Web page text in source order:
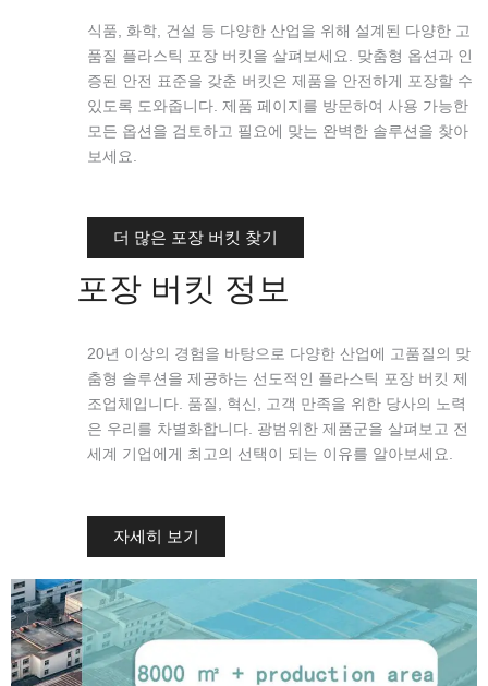
식품, 화학, 건설 등 다양한 산업을 위해 설계된 다양한 고
품질 플라스틱 포장 버킷을 살펴보세요. 맞춤형 옵션과 인
증된 안전 표준을 갖춘 버킷은 제품을 안전하게 포장할 수
있도록 도와줍니다. 제품 페이지를 방문하여 사용 가능한
모든 옵션을 검토하고 필요에 맞는 완벽한 솔루션을 찾아
보세요.
더 많은 포장 버킷 찾기
포장 버킷 정보
20년 이상의 경험을 바탕으로 다양한 산업에 고품질의 맞
춤형 솔루션을 제공하는 선도적인 플라스틱 포장 버킷 제
조업체입니다. 품질, 혁신, 고객 만족을 위한 당사의 노력
은 우리를 차별화합니다. 광범위한 제품군을 살펴보고 전
세계 기업에게 최고의 선택이 되는 이유를 알아보세요.
자세히 보기